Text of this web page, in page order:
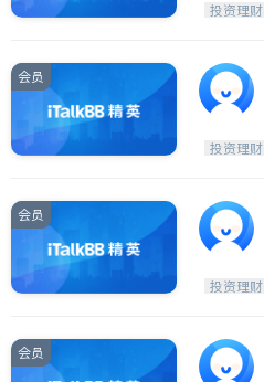
投资理财
会员
投资理财
会员
投资理财
会员